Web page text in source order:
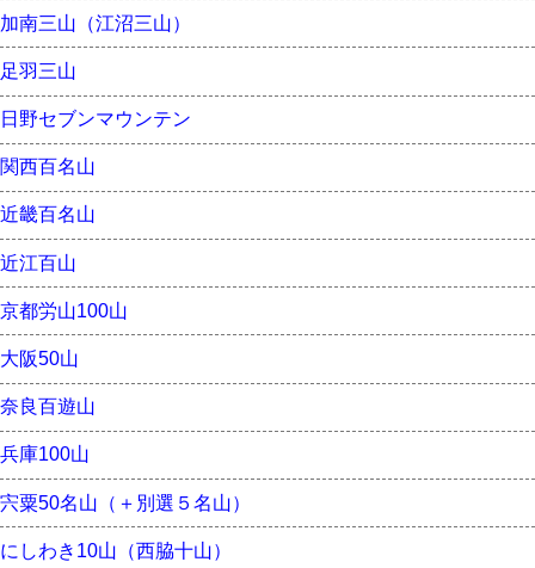
加南三山（江沼三山）
足羽三山
日野セブンマウンテン
関西百名山
近畿百名山
近江百山
京都労山100山
大阪50山
奈良百遊山
兵庫100山
宍粟50名山（＋別選５名山）
にしわき10山（西脇十山）